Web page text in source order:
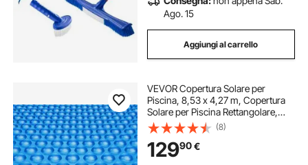
Ago. 15
Aggiungi al carrello
VEVOR Copertura Solare per
Piscina, 8,53 x 4,27 m, Copertura
Solare per Piscina Rettangolare,
Spessore 0,4 mm, Protezione per
Piscina per Piscina Interrata Fuori
Terra, per Riscaldamento Acqua,
Blu
(8)
12990€